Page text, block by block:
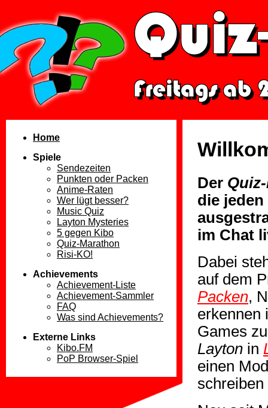
Home
Spiele
Sendezeiten
Punkten oder Packen
Anime-Raten
Wer lügt besser?
Music Quiz
Layton Mysteries
5 gegen Kibo
Quiz-Marathon
Risi-KO!
Achievements
Achievement-Liste
Achievement-Sammler
FAQ
Was sind Achievements?
Externe Links
Kibo.FM
PoP Browser-Spiel
Der
die
im Chat
Dabei
auf dem
Packen,
erkennen
Games
Layton in
einen